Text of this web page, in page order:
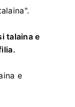
talaina e
e